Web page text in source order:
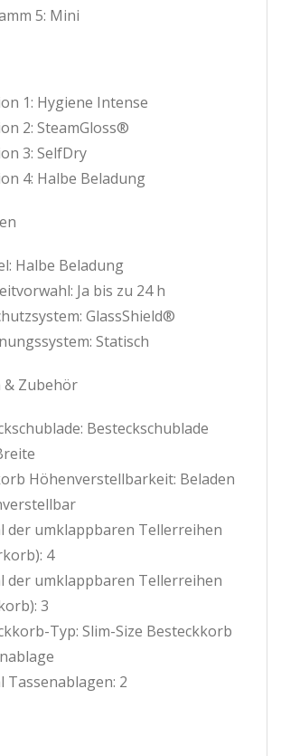
5: Mini
1: Hygiene Intense
2: SteamGloss®
3: SelfDry
4: Halbe Beladung
Halbe Beladung
Ja bis zu 24 h
GlassShield®
Statisch
& Zubehör
Besteckschublade
Höhenverstellbarkeit: Beladen
der umklappbaren Tellerreihen
4
der umklappbaren Tellerreihen
3
Typ: Slim-Size Besteckkorb
Tassenablagen: 2